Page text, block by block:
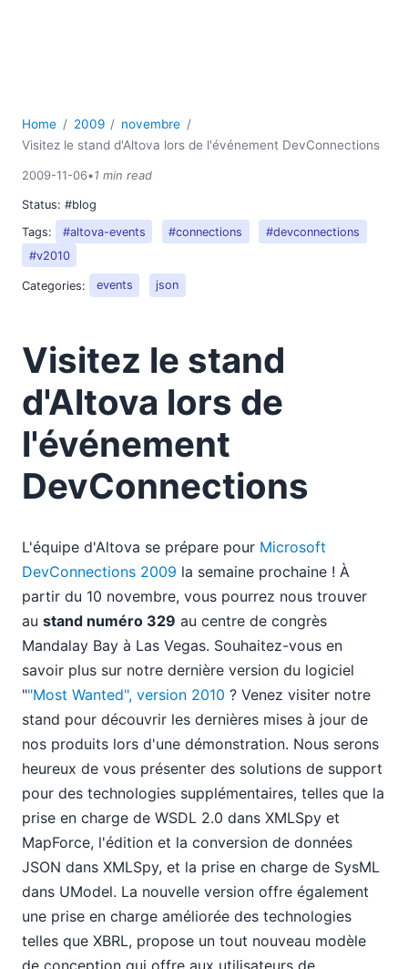
2020
2019
2016
2015
2014
2013
2010
2009
01
03
05
07
08
11
Nouveautés dans StyleVision v2010
Altova à la conférence Microsoft PDC
MapForce v2010 – "Le plus recherché"
Visitez le stand d'Altova lors de l'événement
DevConnections
Les fonctionnalités les plus demandées d'XMLSpy
12
2008
2007
Home 2009
novembre
Visitez le stand d'Altova lors de l'événement DevConnections
2009-11-06•1 min read
Status: #blog
Tags:
#altova-events #connections
#devconnections
#v2010
Categories: events json
Visitez le stand
d'Altova lors de
l'événement
DevConnections
L'équipe d'Altova se prépare pour Microsoft
DevConnections 2009 la semaine prochaine ! À
partir du 10 novembre, vous pourrez nous trouver
au stand numéro 329 au centre de congrès
Mandalay Bay à Las Vegas. Souhaitez-vous en
savoir plus sur notre dernière version du logiciel
""Most Wanted", version 2010 ? Venez visiter notre
stand pour découvrir les dernières mises à jour de
nos produits lors d'une démonstration. Nous serons
heureux de vous présenter des solutions de support
pour des technologies supplémentaires, telles que la
prise en charge de WSDL 2.0 dans XMLSpy et
MapForce, l'édition et la conversion de données
JSON dans XMLSpy, et la prise en charge de SysML
dans UModel. La nouvelle version offre également
une prise en charge améliorée des technologies
telles que XBRL, propose un tout nouveau modèle
de conception qui offre aux utilisateurs de